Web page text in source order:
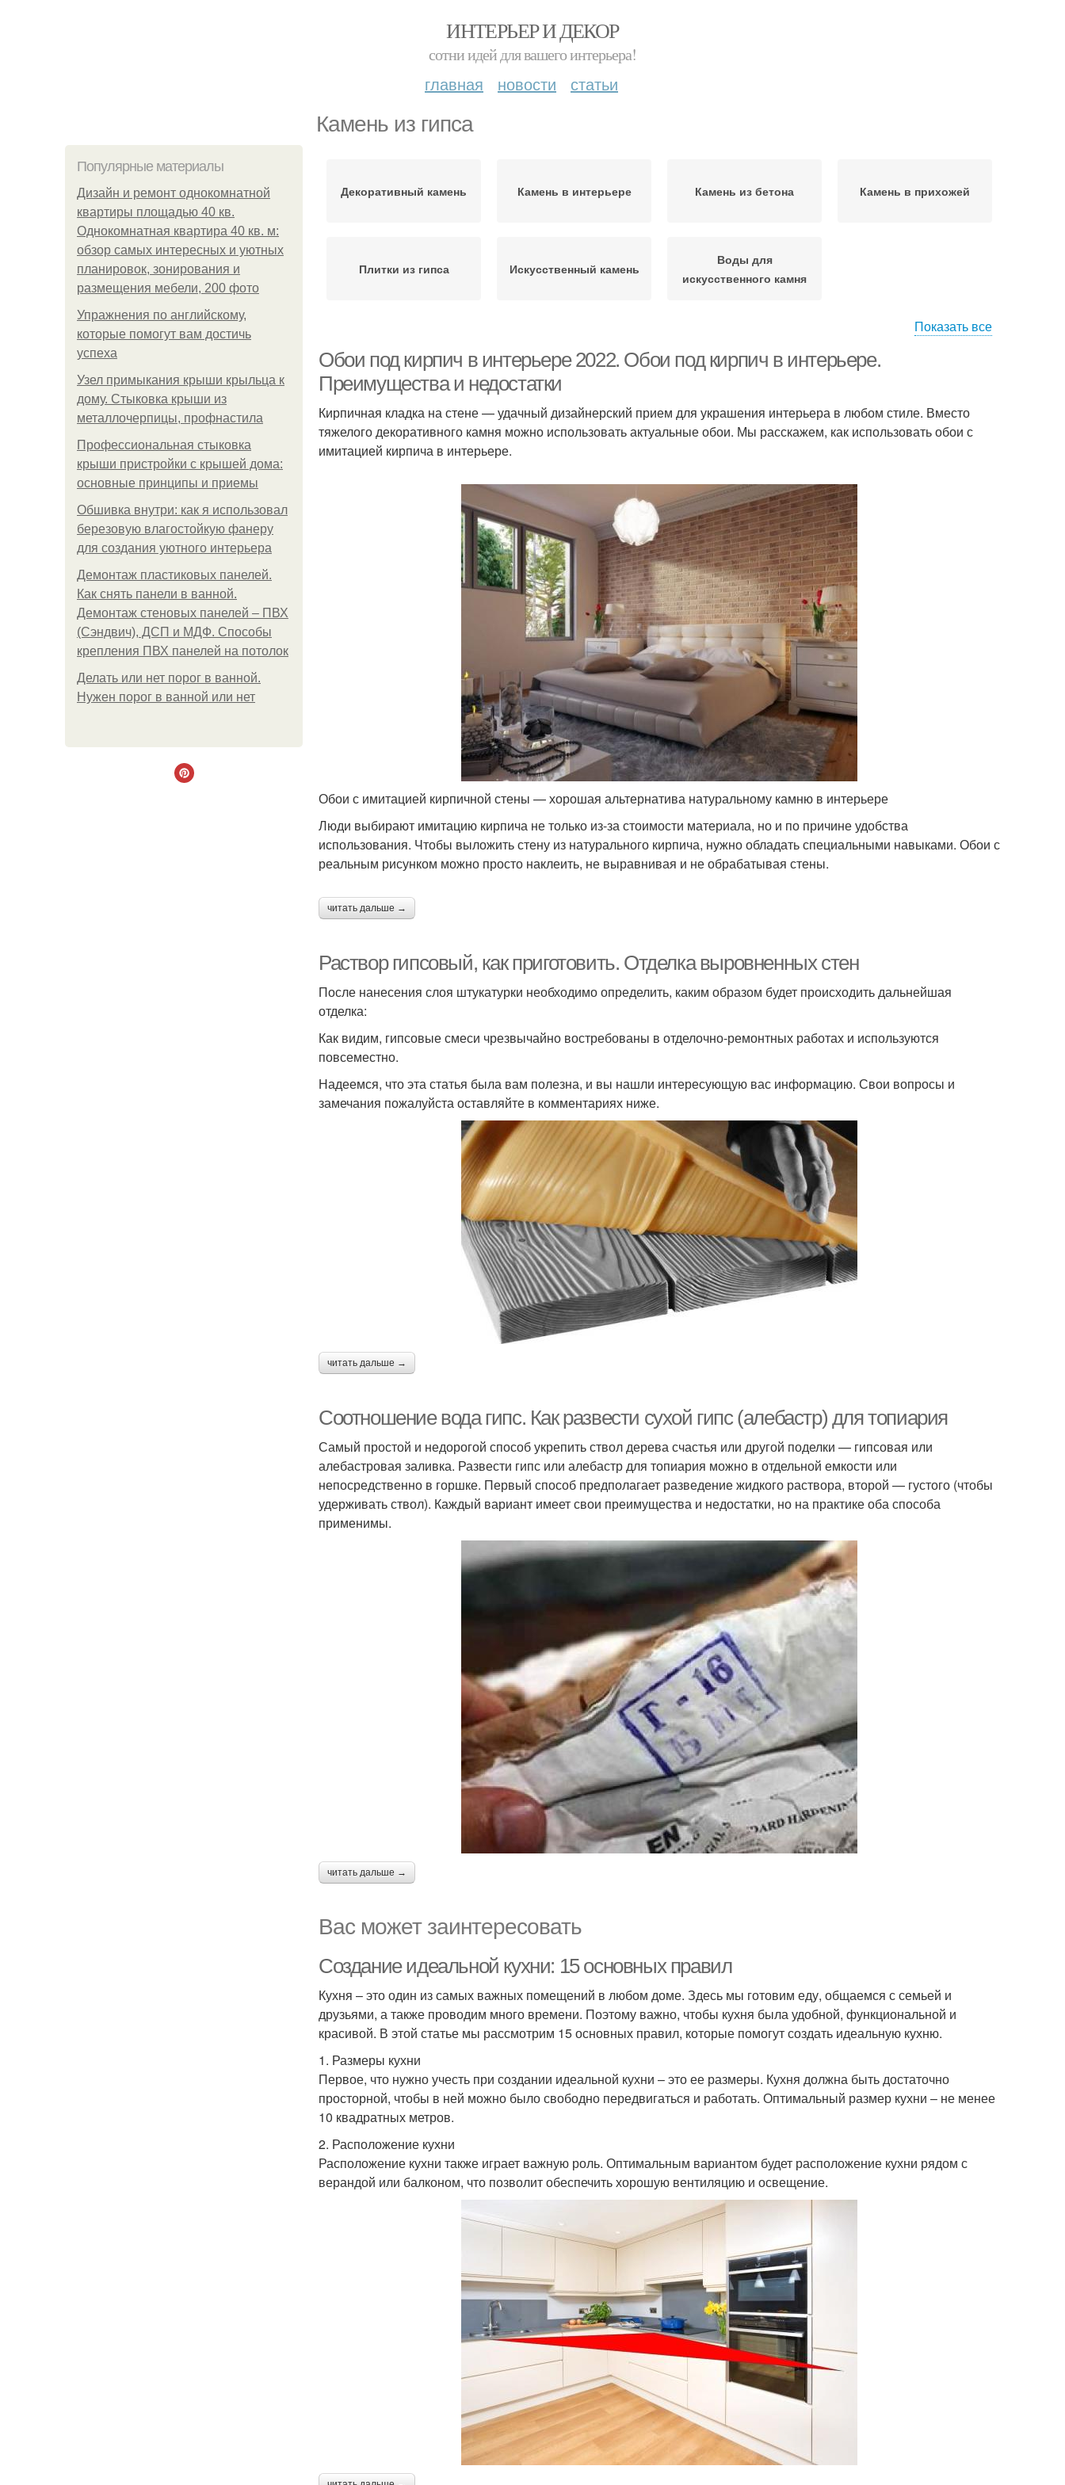
ИНТЕРЬЕР И ДЕКОР
сотни идей для вашего интерьера!
главная новости статьи
Камень из гипса
Популярные материалы
Дизайн и ремонт однокомнатной
квартиры площадью 40 кв.
Однокомнатная квартира 40 кв. м:
обзор самых интересных и уютных
планировок, зонирования и
размещения мебели, 200 фото
Упражнения по английскому,
которые помогут вам достичь
успеха
Узел примыкания крыши крыльца к
дому. Стыковка крыши из
металлочерпицы, профнастила
Профессиональная стыковка
крыши пристройки с крышей дома:
основные принципы и приемы
Обшивка внутри: как я использовал
березовую влагостойкую фанеру
для создания уютного интерьера
Демонтаж пластиковых панелей.
Как снять панели в ванной.
Демонтаж стеновых панелей – ПВХ
(Сэндвич), ДСП и МДФ. Способы
крепления ПВХ панелей на потолок
Делать или нет порог в ванной.
Нужен порог в ванной или нет
Декоративный камень Камень в интерьере Камень из бетона Камень в прихожей
Плитки из гипса Искусственный камень
Воды для
искусственного камня
Показать все
Обои под кирпич в интерьере 2022. Обои под кирпич в интерьере.
Преимущества и недостатки
Кирпичная кладка на стене — удачный дизайнерский прием для украшения интерьера в любом стиле. Вместо
тяжелого декоративного камня можно использовать актуальные обои. Мы расскажем, как использовать обои с
имитацией кирпича в интерьере.
Обои с имитацией кирпичной стены — хорошая альтернатива натуральному камню в интерьере
Люди выбирают имитацию кирпича не только из-за стоимости материала, но и по причине удобства
использования. Чтобы выложить стену из натурального кирпича, нужно обладать специальными навыками. Обои с
реальным рисунком можно просто наклеить, не выравнивая и не обрабатывая стены.
читать дальше →
Раствор гипсовый, как приготовить. Отделка выровненных стен
После нанесения слоя штукатурки необходимо определить, каким образом будет происходить дальнейшая
отделка:
Как видим, гипсовые смеси чрезвычайно востребованы в отделочно-ремонтных работах и используются
повсеместно.
Надеемся, что эта статья была вам полезна, и вы нашли интересующую вас информацию. Свои вопросы и
замечания пожалуйста оставляйте в комментариях ниже.
читать дальше →
Соотношение вода гипс. Как развести сухой гипс (алебастр) для топиария
Самый простой и недорогой способ укрепить ствол дерева счастья или другой поделки — гипсовая или
алебастровая заливка. Развести гипс или алебастр для топиария можно в отдельной емкости или
непосредственно в горшке. Первый способ предполагает разведение жидкого раствора, второй — густого (чтобы
удерживать ствол). Каждый вариант имеет свои преимущества и недостатки, но на практике оба способа
применимы.
читать дальше →
Вас может заинтересовать
Создание идеальной кухни: 15 основных правил
Кухня – это один из самых важных помещений в любом доме. Здесь мы готовим еду, общаемся с семьей и
друзьями, а также проводим много времени. Поэтому важно, чтобы кухня была удобной, функциональной и
красивой. В этой статье мы рассмотрим 15 основных правил, которые помогут создать идеальную кухню.
1. Размеры кухни
Первое, что нужно учесть при создании идеальной кухни – это ее размеры. Кухня должна быть достаточно
просторной, чтобы в ней можно было свободно передвигаться и работать. Оптимальный размер кухни – не менее
10 квадратных метров.
2. Расположение кухни
Расположение кухни также играет важную роль. Оптимальным вариантом будет расположение кухни рядом с
верандой или балконом, что позволит обеспечить хорошую вентиляцию и освещение.